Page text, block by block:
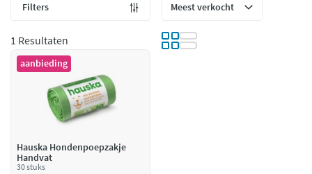
Filters
1 Resultaten
aanbieding
Hauska Hondenpoepzakje
Handvat
30 stuks